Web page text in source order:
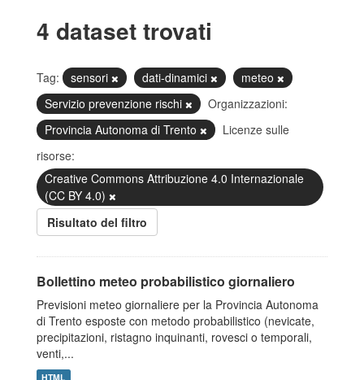
4 dataset trovati
Tag: sensori dati-dinamici
meteo
Servizio prevenzione rischi
Organizzazioni:
Provincia Autonoma di Trento
Licenze sulle
risorse:
Creative Commons Attribuzione 4.0 Internazionale
(CC BY 4.0)
Risultato del filtro
Bollettino meteo probabilistico giornaliero
Previsioni meteo giornaliere per la Provincia Autonoma
di Trento esposte con metodo probabilistico (nevicate,
precipitazioni, ristagno inquinanti, rovesci o temporali,
venti,...
HTML